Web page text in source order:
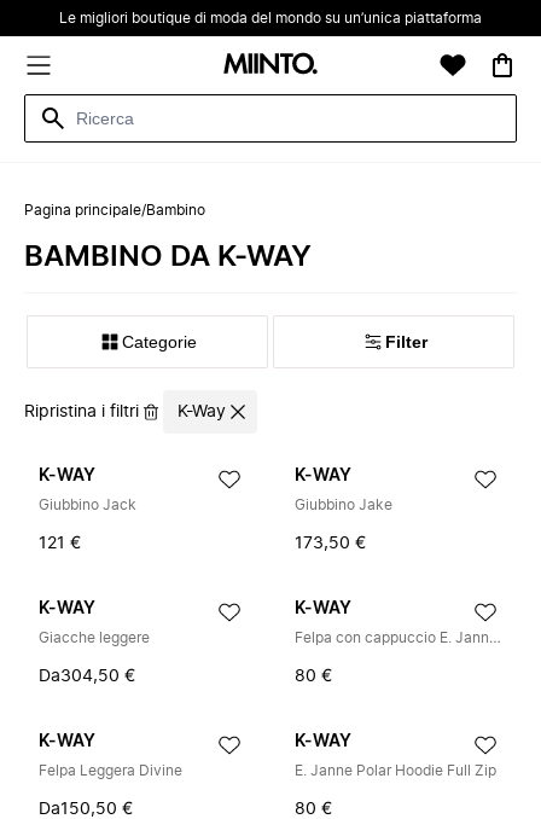
Le migliori boutique di moda del mondo su un’unica piattaforma
Pagina principale/Bambino
BAMBINO DA K-WAY
Categorie Filter
Ripristina i filtri K-Way
K-WAY
Giubbino Jack
121 €
K-WAY
Giubbino Jake
173,50 €
K-WAY
Giacche leggere
Da304,50 €
K-WAY
Felpa con cappuccio E. Janne Polar Full Zip
80 €
K-WAY
Felpa Leggera Divine
Da150,50 €
K-WAY
E. Janne Polar Hoodie Full Zip
80 €